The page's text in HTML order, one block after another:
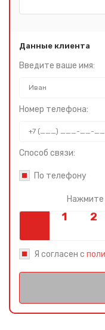
Данные клиента
Введите ваше имя:
Номер телефона:
Способ связи:
По телефону
Я согласен с